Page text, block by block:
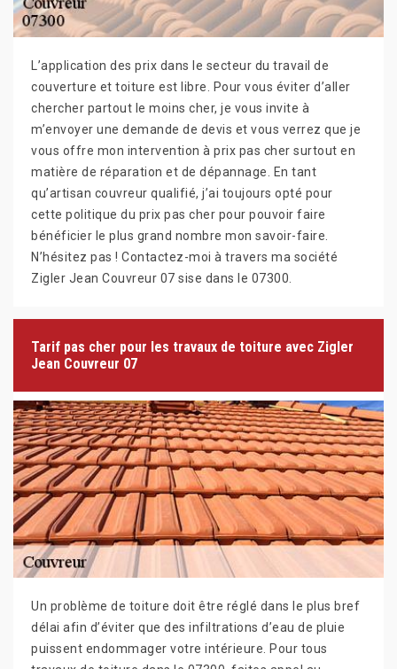
L’application des prix dans le secteur du travail de
couverture et toiture est libre. Pour vous éviter d’aller
chercher partout le moins cher, je vous invite à
m’envoyer une demande de devis et vous verrez que je
vous offre mon intervention à prix pas cher surtout en
matière de réparation et de dépannage. En tant
qu’artisan couvreur qualifié, j’ai toujours opté pour
cette politique du prix pas cher pour pouvoir faire
bénéficier le plus grand nombre mon savoir-faire.
N’hésitez pas ! Contactez-moi à travers ma société
Zigler Jean Couvreur 07 sise dans le 07300.
Tarif pas cher pour les travaux de toiture avec Zigler
Jean Couvreur 07
Un problème de toiture doit être réglé dans le plus bref
délai afin d’éviter que des infiltrations d’eau de pluie
puissent endommager votre intérieure. Pour tous